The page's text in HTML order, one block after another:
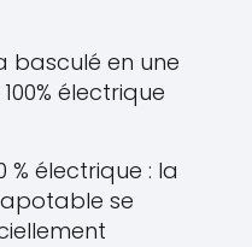
basculé en une
électrique
% électrique : la
se